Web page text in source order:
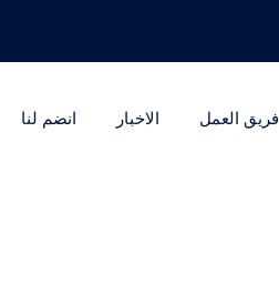
فريق العمل الاخبار انضم لنا